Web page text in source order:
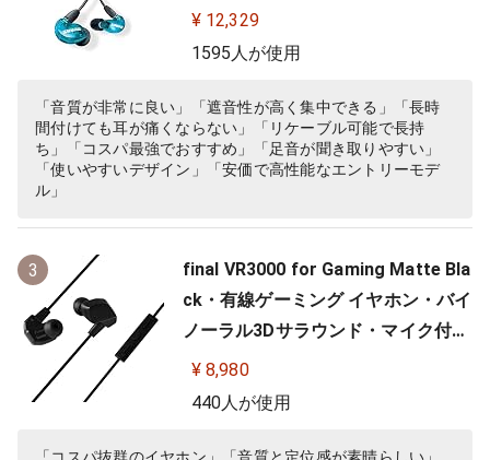
ゲーム ゲーミング スペシャルエデ
ィション カナル型 ワイヤレス変換
様 低音強化 配信 音楽 オーディオリ
スニング レコーディング 録音…
¥ 12,329
1595人が使用
「音質が非常に良い」「遮音性が高く集中できる」「長時
間付けても耳が痛くならない」「リケーブル可能で長持
ち」「コスパ最強でおすすめ」「足音が聞き取りやすい」
「使いやすいデザイン」「安価で高性能なエントリーモデ
ル」
3
final VR3000 for Gaming Matte Bla
ck・有線ゲーミング イヤホン・バイ
ノーラル3Dサラウンド・マイク付き
【ゲーム/VR/バイノーラル/ASMR /
360オーディオ推奨】
¥ 8,980
440人が使用